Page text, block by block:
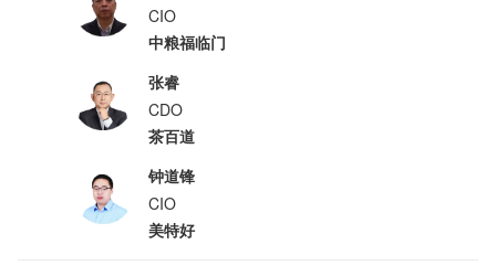
CIO
中粮福临门
张睿
CDO
茶百道
钟道锋
CIO
美特好